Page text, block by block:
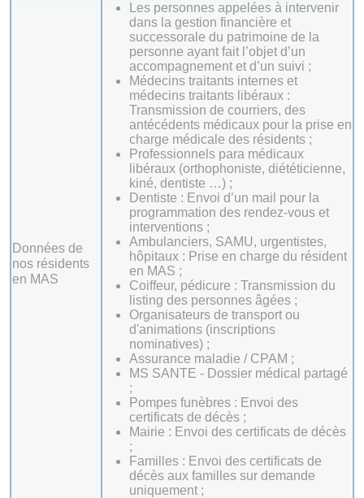
Données de
nos résidents
en MAS
Les personnes appelées à intervenir
dans la gestion financière et
successorale du patrimoine de la
personne ayant fait l’objet d’un
accompagnement et d’un suivi ;
Médecins traitants internes et
médecins traitants libéraux :
Transmission de courriers, des
antécédents médicaux pour la prise en
charge médicale des résidents ;
Professionnels para médicaux
libéraux (orthophoniste, diététicienne,
kiné, dentiste …) ;
Dentiste : Envoi d’un mail pour la
programmation des rendez-vous et
interventions ;
Ambulanciers, SAMU, urgentistes,
hôpitaux : Prise en charge du résident
en MAS ;
Coiffeur, pédicure : Transmission du
listing des personnes âgées ;
Organisateurs de transport ou
d'animations (inscriptions
nominatives) ;
Assurance maladie / CPAM ;
MS SANTE - Dossier médical partagé
;
Pompes funèbres : Envoi des
certificats de décès ;
Mairie : Envoi des certificats de décès
;
Familles : Envoi des certificats de
décès aux familles sur demande
uniquement ;